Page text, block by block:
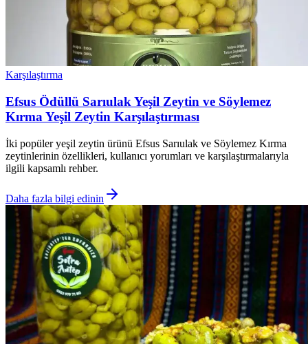
Karşılaştırma
Efsus Ödüllü Sarıulak Yeşil Zeytin ve Söylemez
Kırma Yeşil Zeytin Karşılaştırması
İki popüler yeşil zeytin ürünü Efsus Sarıulak ve Söylemez Kırma
zeytinlerinin özellikleri, kullanıcı yorumları ve karşılaştırmalarıyla
ilgili kapsamlı rehber.
Daha fazla bilgi edinin